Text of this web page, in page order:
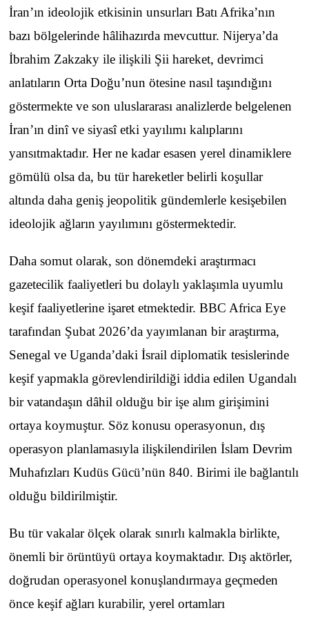
İran’ın ideolojik etkisinin unsurları Batı Afrika’nın
bazı bölgelerinde hâlihazırda mevcuttur. Nijerya’da
İbrahim Zakzaky ile ilişkili Şii hareket, devrimci
anlatıların Orta Doğu’nun ötesine nasıl taşındığını
göstermekte ve son uluslararası analizlerde belgelenen
İran’ın dinî ve siyasî etki yayılımı kalıplarını
yansıtmaktadır. Her ne kadar esasen yerel dinamiklere
gömülü olsa da, bu tür hareketler belirli koşullar
altında daha geniş jeopolitik gündemlerle kesişebilen
ideolojik ağların yayılımını göstermektedir.
Daha somut olarak, son dönemdeki araştırmacı
gazetecilik faaliyetleri bu dolaylı yaklaşımla uyumlu
keşif faaliyetlerine işaret etmektedir. BBC Africa Eye
tarafından Şubat 2026’da yayımlanan bir araştırma,
Senegal ve Uganda’daki İsrail diplomatik tesislerinde
keşif yapmakla görevlendirildiği iddia edilen Ugandalı
bir vatandaşın dâhil olduğu bir işe alım girişimini
ortaya koymuştur. Söz konusu operasyonun, dış
operasyon planlamasıyla ilişkilendirilen İslam Devrim
Muhafızları Kudüs Gücü’nün 840. Birimi ile bağlantılı
olduğu bildirilmiştir.
Bu tür vakalar ölçek olarak sınırlı kalmakla birlikte,
önemli bir örüntüyü ortaya koymaktadır. Dış aktörler,
doğrudan operasyonel konuşlandırmaya geçmeden
önce keşif ağları kurabilir, yerel ortamları